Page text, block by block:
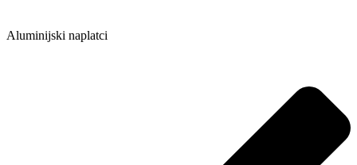
Aluminijski naplatci